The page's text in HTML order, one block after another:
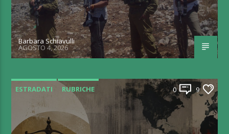
Barbara Schiavulli
AGOSTO 4, 2026
ESTRADATI RUBRICHE 0 9